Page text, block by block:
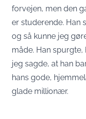
forvejen, men den
er studerende. Han
og så kunne jeg
måde. Han
jeg sagde, at han
hans gode,
glade millionær.